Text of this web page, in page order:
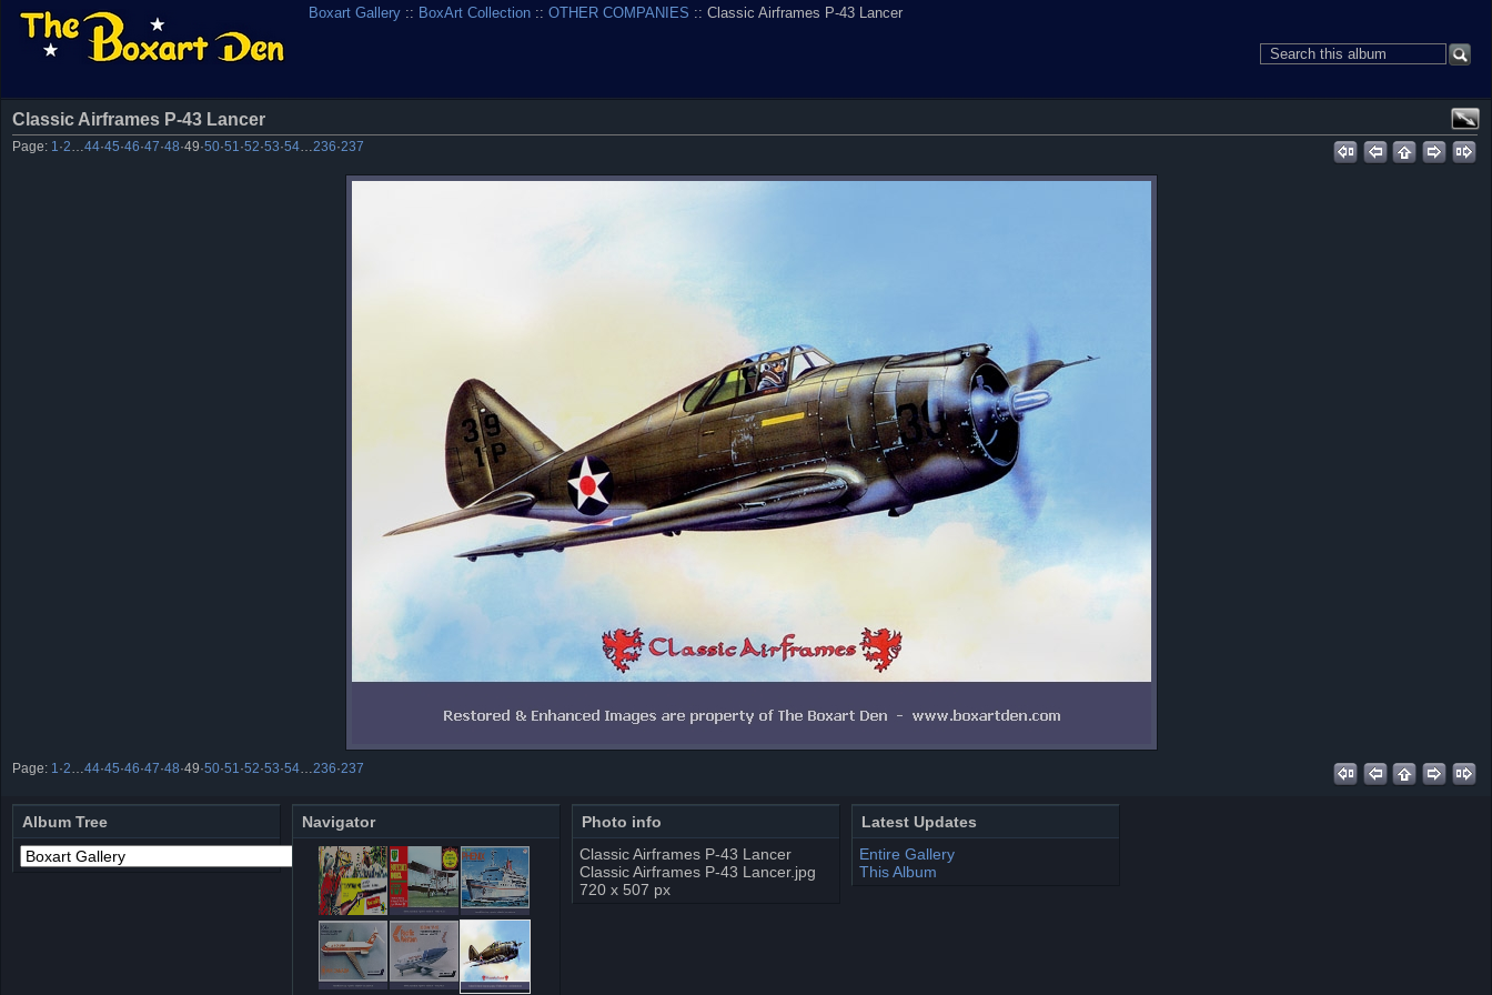
Boxart Gallery :: BoxArt Collection ::OTHER COMPANIES :: Classic Airframes P-43 Lancer
Classic Airframes P-43 Lancer
Page: 1 ·2 44·45·46·47·48·49·50·51 ·52·53·54 236·237
Page: 1 ·2 44·45·46·47·48·49·50·51 ·52·53·54 236·237
Album Tree Navigator
Photo info
Classic Airframes P-43 Lancer
Classic Airframes P-43 Lancer.jpg
720 x 507 px
Latest Updates
Entire Gallery
This Album